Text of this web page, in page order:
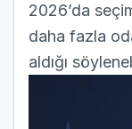
2026’da
daha fazla
aldığı